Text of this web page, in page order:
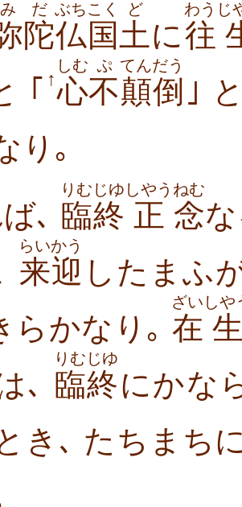
陀
みだ
仏
ぶち
国
こく
土
ど
に往
わう じ
｢ ↑心
しむ
不
ぷ
顛倒
てんだう
｣
り｡
､ 臨終
りむじゆ
正
しやう
念
ねむ
来迎
らいかう
したまふ
らかなり｡ 在
ざい しや
､ 臨終
りむじゆ
にかな
き､ たちまち